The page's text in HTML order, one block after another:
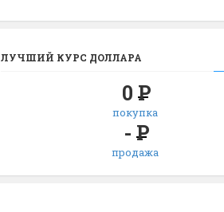
ЛУЧШИЙ КУРС ДОЛЛАРА
0Р
покупка
-Р
продажа